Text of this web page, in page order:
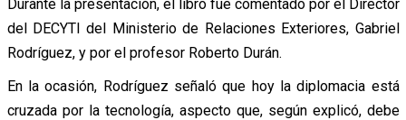
Durante la presentación, el libro fue comentado por el Director
del DECYTI del Ministerio de Relaciones Exteriores, Gabriel
Rodríguez, y por el profesor Roberto Durán.
En la ocasión, Rodríguez señaló que hoy la diplomacia está
cruzada por la tecnología, aspecto que, según explicó, debe